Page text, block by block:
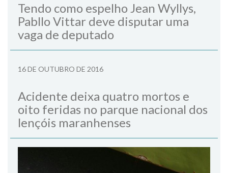
Tendo como espelho Jean Wyllys,
Pabllo Vittar deve disputar uma
vaga de deputado
16 DE OUTUBRO DE 2016
Acidente deixa quatro mortos e
oito feridas no parque nacional dos
lençóis maranhenses